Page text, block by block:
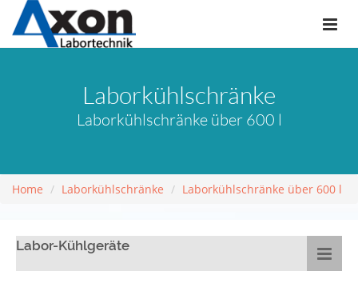
Laborkühlschränke
Laborkühlschränke über 600 l
Home Laborkühlschränke Laborkühlschränke über 600 l
Labor-Kühlgeräte